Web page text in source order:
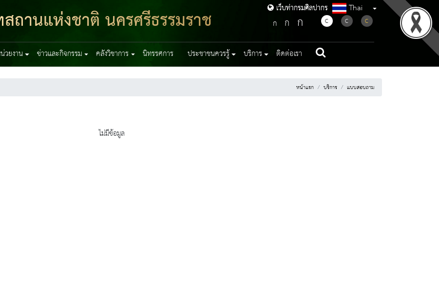
เว็บท่ากรมศิลปากร
านแห่งชาติ นครศรีธรรมราช เว็บท่ากรมศิลปากร Thai
ก ก ก C C C
วยงาน ข่าวและกิจกรรม คลังวิชาการ นิทรรศการ ประชาชนควรรู้ บริการ ติดต่อเรา
หน้าแรก บริการ แบบสอบถาม
ไม่มีข้อมูล